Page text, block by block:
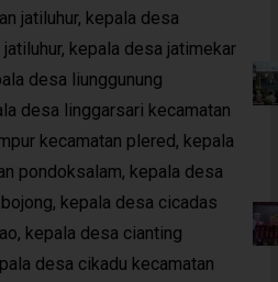
jatiluhur, kepala desa
kepala desa jatimekar
desa liunggunung
desa linggarsari kecamatan
kecamatan plered, kepala
pondoksalam, kepala desa
kepala desa cicadas
kepala desa cianting
desa cikadu kecamatan